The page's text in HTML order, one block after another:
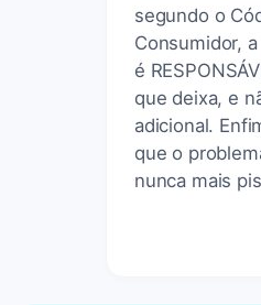
segundo o
Consumidor,
é
que deixa, e
adicional.
que o
nunca mais